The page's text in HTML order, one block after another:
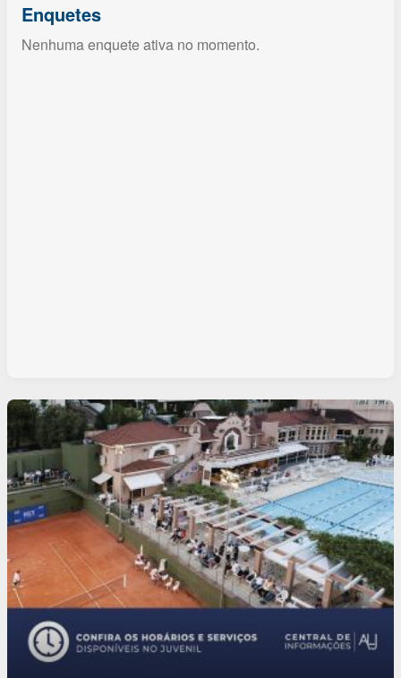
Enquetes
Nenhuma enquete ativa no momento.